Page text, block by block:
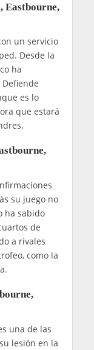
Eastbourne,
un servicio
Desde la
ha
es lo
que estará
su juego no
ha sabido
de
a rivales
como la
una de las
lesión en la